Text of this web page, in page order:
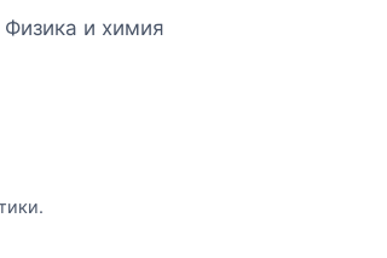
Физика и химия